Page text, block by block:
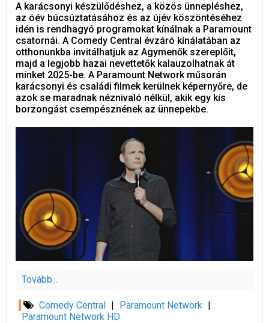
A karácsonyi készülődéshez, a közös ünnepléshez,
az óév búcsúztatásához és az újév köszöntéséhez
idén is rendhagyó programokat kínálnak a Paramount
csatornái. A Comedy Central évzáró kínálatában az
otthonunkba invitálhatjuk az Agymenők szereplőit,
majd a legjobb hazai nevettetők kalauzolhatnak át
minket 2025-be. A Paramount Network műsorán
karácsonyi és családi filmek kerülnek képernyőre, de
azok se maradnak néznivaló nélkül, akik egy kis
borzongást csempésznének az ünnepekbe.
Tovább...
Comedy Central | Paramount Network |
Paramount Network HD